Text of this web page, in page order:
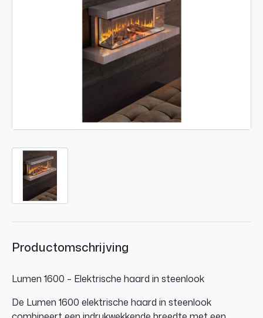
Productomschrijving
Lumen 1600 – Elektrische haard in steenlook
De Lumen 1600 elektrische haard in steenlook